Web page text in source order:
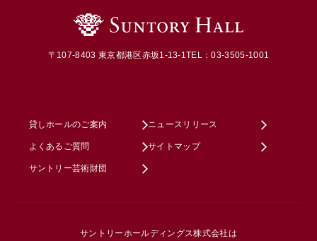
〒107-8403 東京都港区赤坂1-13-1TEL：03-3505-1001
貸しホールのご案内 ニュースリリース
よくあるご質問 サイトマップ
サントリー芸術財団
サントリーホールディングス株式会社は